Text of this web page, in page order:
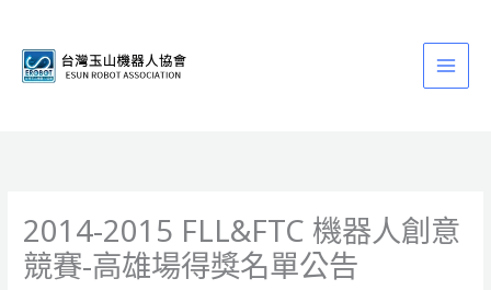
2014-2015 FLL&FTC 機器人創意
競賽-高雄場得獎名單公告